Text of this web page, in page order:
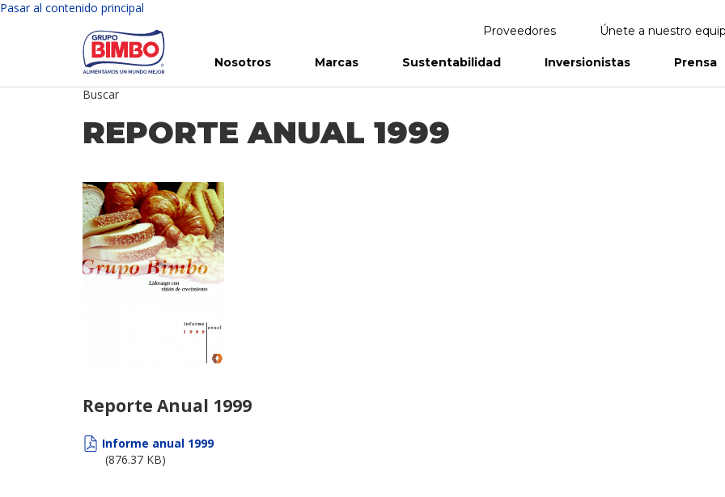
Pasar al contenido principal
Proveedores Únete a nuestro
Nosotros Marcas Sustentabilidad Inversionistas Prensa
Buscar
REPORTE ANUAL 1999
Reporte Anual 1999
Informe anual 1999
(876.37 KB)